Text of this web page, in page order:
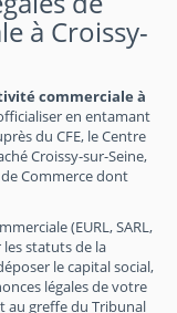
à Croissy-
commerciale à
en entamant
du CFE, le Centre
Croissy-sur-Seine,
Commerce dont
(EURL, SARL,
les statuts de la
le capital social,
légales de votre
au greffe du Tribunal